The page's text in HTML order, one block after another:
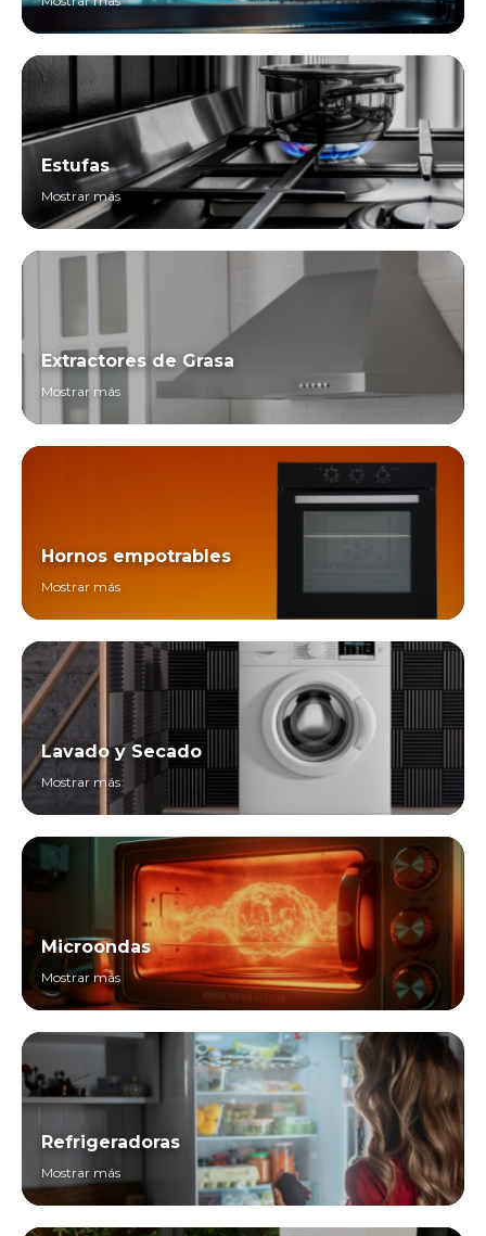
Estufas
Mostrar más
Extractores de Grasa
Mostrar más
Hornos empotrables
Mostrar más
Lavado y Secado
Mostrar más
Microondas
Mostrar más
Refrigeradoras
Mostrar más